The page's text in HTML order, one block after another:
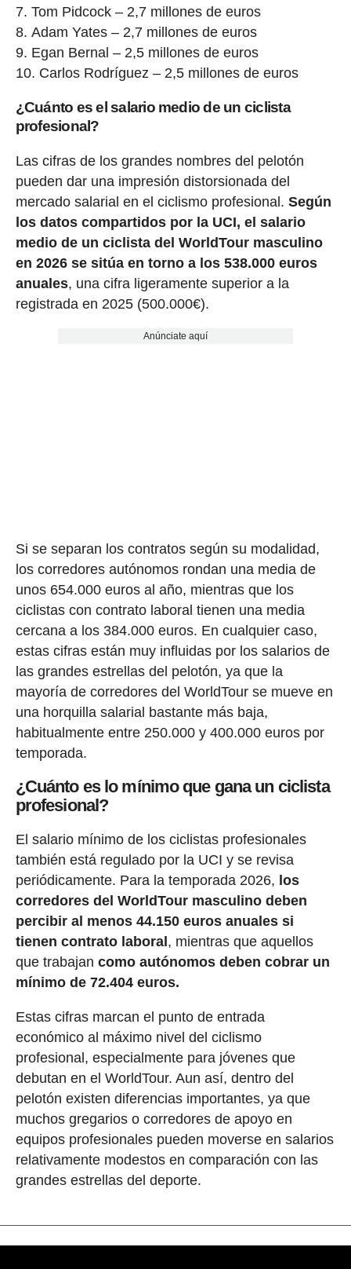
Tom Pidcock – 2,7 millones de euros
Adam Yates – 2,7 millones de euros
Egan Bernal – 2,5 millones de euros
Carlos Rodríguez – 2,5 millones de euros
¿Cuánto es el salario medio de un ciclista
profesional?
Las cifras de los grandes nombres del pelotón
pueden dar una impresión distorsionada del
mercado salarial en el ciclismo profesional. Según
los datos compartidos por la UCI, el salario
medio de un ciclista del WorldTour masculino
en 2026 se sitúa en torno a los 538.000 euros
anuales, una cifra ligeramente superior a la
registrada en 2025 (500.000€).
Anúnciate aquí
Si se separan los contratos según su modalidad,
los corredores autónomos rondan una media de
unos 654.000 euros al año, mientras que los
ciclistas con contrato laboral tienen una media
cercana a los 384.000 euros. En cualquier caso,
estas cifras están muy influidas por los salarios de
las grandes estrellas del pelotón, ya que la
mayoría de corredores del WorldTour se mueve en
una horquilla salarial bastante más baja,
habitualmente entre 250.000 y 400.000 euros por
temporada.
¿Cuánto es lo mínimo que gana un ciclista
profesional?
El salario mínimo de los ciclistas profesionales
también está regulado por la UCI y se revisa
periódicamente. Para la temporada 2026, los
corredores del WorldTour masculino deben
percibir al menos 44.150 euros anuales si
tienen contrato laboral, mientras que aquellos
que trabajan como autónomos deben cobrar un
mínimo de 72.404 euros.
Estas cifras marcan el punto de entrada
económico al máximo nivel del ciclismo
profesional, especialmente para jóvenes que
debutan en el WorldTour. Aun así, dentro del
pelotón existen diferencias importantes, ya que
muchos gregarios o corredores de apoyo en
equipos profesionales pueden moverse en salarios
relativamente modestos en comparación con las
grandes estrellas del deporte.